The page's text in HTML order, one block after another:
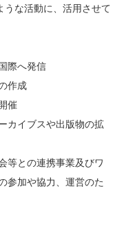
な活動に、活用させて
際へ発信
作成
催
カイブスや出版物の拡
等との連携事業及びワ
参加や協力、運営のた